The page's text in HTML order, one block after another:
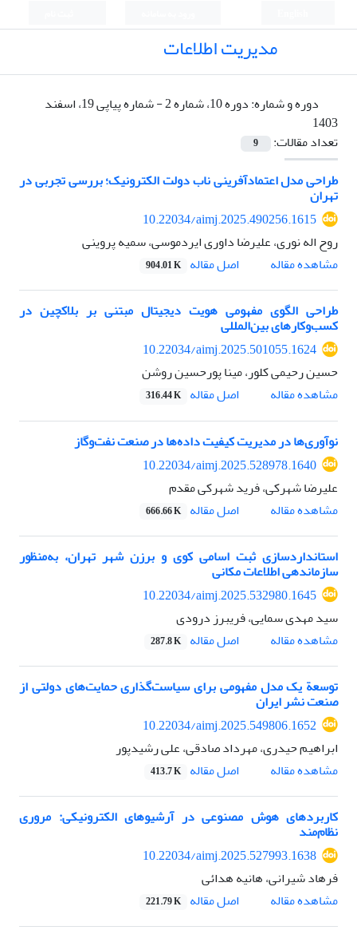
مدیریت اطلاعات
دوره و شماره:
دوره 10، شماره 2 - شماره پیاپی 19، اسفند
1403
تعداد مقالات:
9
طراحی مدل اعتمادآفرینی ناب دولت الکترونیک؛ بررسی تجربی در
تهران
10.22034/aimj.2025.490256.1615
روح اله نوری، علیرضا داوری ایردموسی، سمیه پروینی
مشاهده مقاله
اصل مقاله 904.01 K
طراحی الگوی مفهومی هویت دیجیتال مبتنی بر بلاکچین در
کسب‌وکارهای بین‌المللی
10.22034/aimj.2025.501055.1624
حسین رحیمی کلور، مینا پورحسین روشن
مشاهده مقاله
اصل مقاله 316.44 K
نوآوری‌‌ها در مدیریت کیفیت داده‌‌ها در صنعت نفت‌وگاز
10.22034/aimj.2025.528978.1640
علیرضا شهرکی، فرید شهرکی مقدم
مشاهده مقاله
اصل مقاله 666.66 K
استانداردسازی ثبت اسامی کوی و برزن شهر تهران، به‌منظور
سازمان‏دهی اطلاعات مکانی
10.22034/aimj.2025.532980.1645
سید مهدی سمایی، فریبرز درودی
مشاهده مقاله
اصل مقاله 287.8 K
توسعة یک مدل مفهومی برای سیاست‌‌گذاری حمایت‌‌های دولتی از
صنعت نشر ایران
10.22034/aimj.2025.549806.1652
ابراهیم حیدری، مهرداد صادقی، علی رشیدپور
مشاهده مقاله
اصل مقاله 413.7 K
کاربردهای هوش مصنوعی در آرشیوهای الکترونیکی: مروری
نظام‌مند
10.22034/aimj.2025.527993.1638
فرهاد شیرانی، هانیه هدائی
مشاهده مقاله
اصل مقاله 221.79 K